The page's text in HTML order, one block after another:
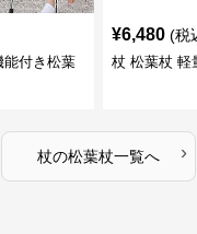
能付き松葉
¥6,480 (税
杖 松葉杖 軽
杖の松葉杖一覧へ ›